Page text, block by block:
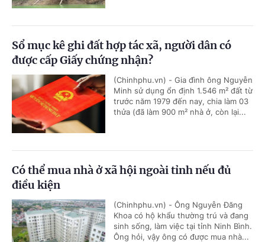
Sổ mục kê ghi đất hợp tác xã, người dân có
được cấp Giấy chứng nhận?
(Chinhphu.vn) - Gia đình ông Nguyễn
Minh sử dụng ổn định 1.546 m² đất từ
trước năm 1979 đến nay, chia làm 03
thửa (đã làm 900 m² nhà ở, còn lại...
Có thể mua nhà ở xã hội ngoài tỉnh nếu đủ
điều kiện
(Chinhphu.vn) - Ông Nguyễn Đăng
Khoa có hộ khẩu thường trú và đang
sinh sống, làm việc tại tỉnh Ninh Bình.
Ông hỏi, vậy ông có được mua nhà...